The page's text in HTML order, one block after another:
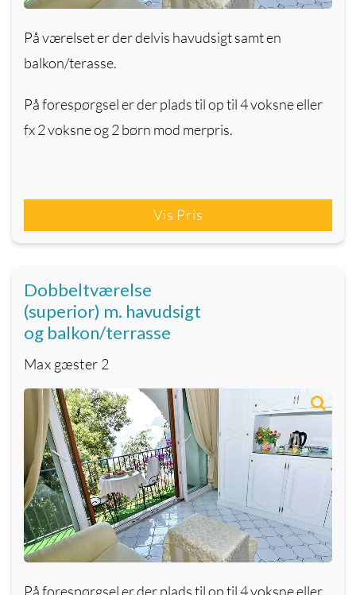
På værelset er der delvis havudsigt samt en
balkon/terasse.
På forespørgsel er der plads til op til 4 voksne eller
fx 2 voksne og 2 børn mod merpris.
Vis Pris
Dobbeltværelse
(superior) m. havudsigt
og balkon/terrasse
Max gæster 2
På forespørgsel er der plads til op til 4 voksne eller